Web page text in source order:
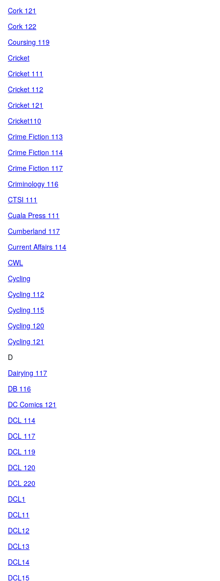
Cork 121
Cork 122
Coursing 119
Cricket
Cricket 111
Cricket 112
Cricket 121
Cricket110
Crime Fiction 113
Crime Fiction 114
Crime Fiction 117
Criminology 116
CTSI 111
Cuala Press 111
Cumberland 117
Current Affairs 114
CWL
Cycling
Cycling 112
Cycling 115
Cycling 120
Cycling 121
D
Dairying 117
DB 116
DC Comics 121
DCL 114
DCL 117
DCL 119
DCL 120
DCL 220
DCL1
DCL11
DCL12
DCL13
DCL14
DCL15